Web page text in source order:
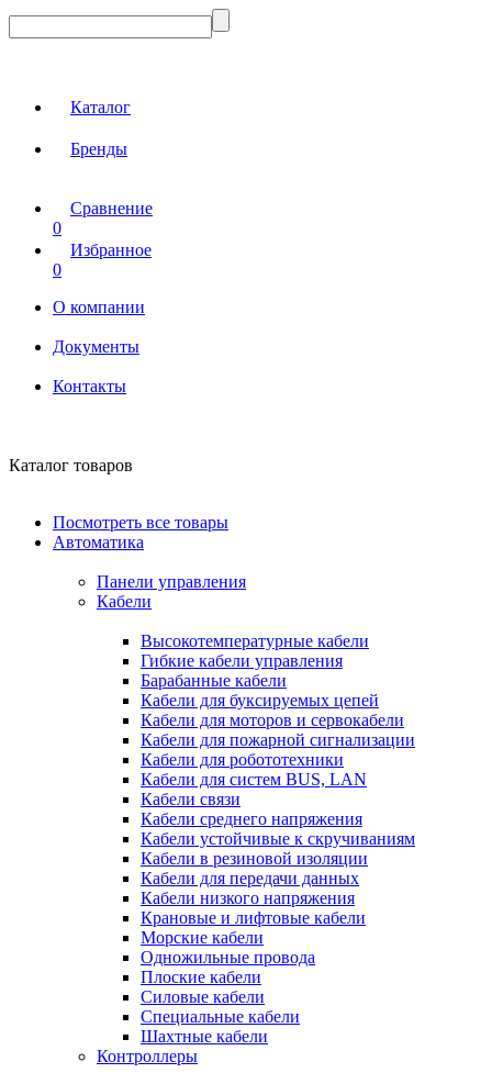
Каталог
Бренды
Сравнение
0
Избранное
0
О компании
Документы
Контакты
Каталог товаров
Посмотреть все товары
Автоматика
Панели управления
Кабели
Высокотемпературные кабели
Гибкие кабели управления
Барабанные кабели
Кабели для буксируемых цепей
Кабели для моторов и сервокабели
Кабели для пожарной сигнализации
Кабели для робототехники
Кабели для систем BUS, LAN
Кабели связи
Кабели среднего напряжения
Кабели устойчивые к скручиваниям
Кабели в резиновой изоляции
Кабели для передачи данных
Кабели низкого напряжения
Крановые и лифтовые кабели
Морские кабели
Одножильные провода
Плоские кабели
Силовые кабели
Специальные кабели
Шахтные кабели
Контроллеры